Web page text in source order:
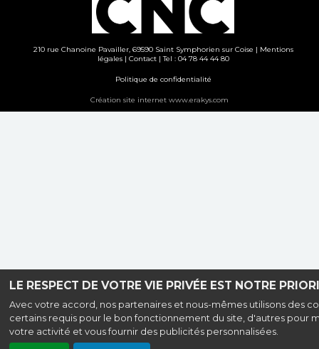
LE RESPECT DE VOTRE VIE PRIVÉE EST NOTRE
Avec votre accord, nos partenaires et nous-mêmes utilisons des
certains requis pour le bon fonctionnement du site, d'autres pour
votre activité et vous fournir des publicités personnalisées.
210 rue Chanoine Pavailler, 69590 Saint Symphorien sur Coise | Mentions
légales| Contact| Tel : 04 78 44 44 80
Politique de confidentialité
Création site internet www.erakys.com